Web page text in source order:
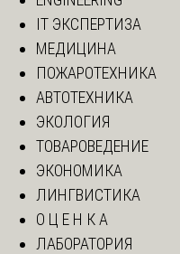
IT ЭКСПЕРТИЗА
МЕДИЦИНА
ПОЖАРОТЕХНИКА
АВТОТЕХНИКА
ЭКОЛОГИЯ
ТОВАРОВЕДЕНИЕ
ЭКОНОМИКА
ЛИНГВИСТИКА
О Ц Е Н К А
ЛАБОРАТОРИЯ